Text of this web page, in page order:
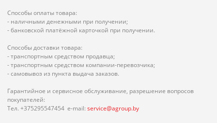
Способы оплаты товара:
- наличными денежными при получении;
- банковской платёжной карточкой при получении.
Способы доставки товара:
- транспортным средством продавца;
- транспортным средством компании-перевозчика;
- самовывоз из пункта выдача заказов.
Гарантийное и сервисное обслуживание, разрешение вопросов
покупателей:
Тел. +375295547454 e-mail: service@agroup.by